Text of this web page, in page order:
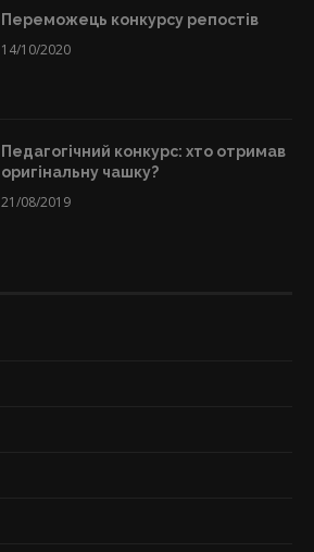
Переможець конкурсу репостів
14/10/2020
Педагогічний конкурс: хто отримав
оригінальну чашку?
21/08/2019